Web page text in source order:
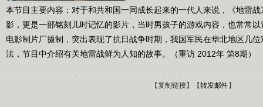
本节目主要内容：对于和共和国一同成长起来的一代人来说，《地雷
影，更是一部铭刻儿时记忆的影片，当时男孩子的游戏内容，也常常
电影制片厂摄制，突出表现了抗日战争时期，我国军民在华北地区几
法，节目中介绍有关地雷战鲜为人知的故事。（重访 2012年 第8期）
【复制链接】【转发邮件】